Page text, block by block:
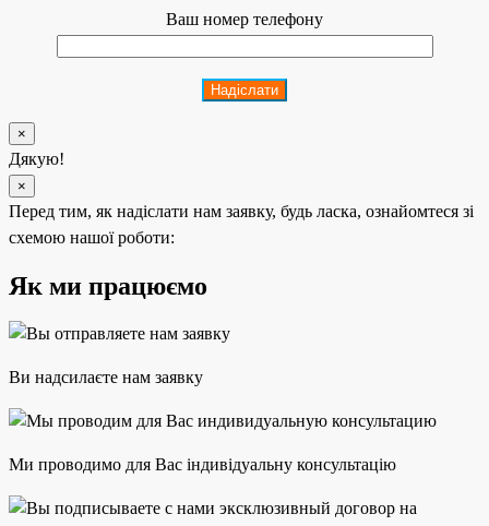
Ваш номер телефону
×
Дякую!
×
Перед тим, як надіслати нам заявку, будь ласка, ознайомтеся зі
схемою нашої роботи:
Як ми працюємо
Ви надсилаєте нам заявку
Ми проводимо для Вас індивідуальну консультацію